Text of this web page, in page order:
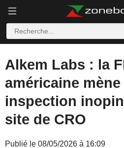
Alkem Labs : la
américaine mène
inspection
site de CRO
Publié le 08/05/2026 à 16:09